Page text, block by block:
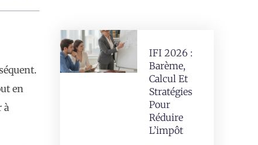
en
à
IFI 2026 :
Barème,
Calcul Et
Stratégies
Pour
Réduire
L’impôt